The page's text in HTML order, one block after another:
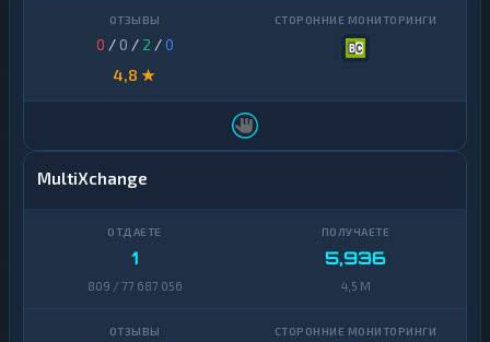
0 / 0 / 2 /0
4,8 ★
MultiXchange
1
809 / 77 687 056
5,936
4,5 M